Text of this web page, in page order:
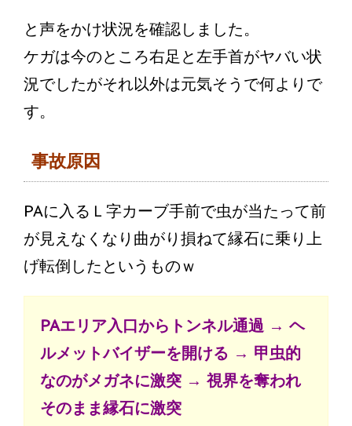
と声をかけ状況を確認しました。
ケガは今のところ右足と左手首がヤバい状
況でしたがそれ以外は元気そうで何よりで
す。
事故原因
PAに入るＬ字カーブ手前で虫が当たって前
が見えなくなり曲がり損ねて縁石に乗り上
げ転倒したというものｗ
PAエリア入口からトンネル通過 → ヘ
ルメットバイザーを開ける → 甲虫的
なのがメガネに激突 → 視界を奪われ
そのまま縁石に激突